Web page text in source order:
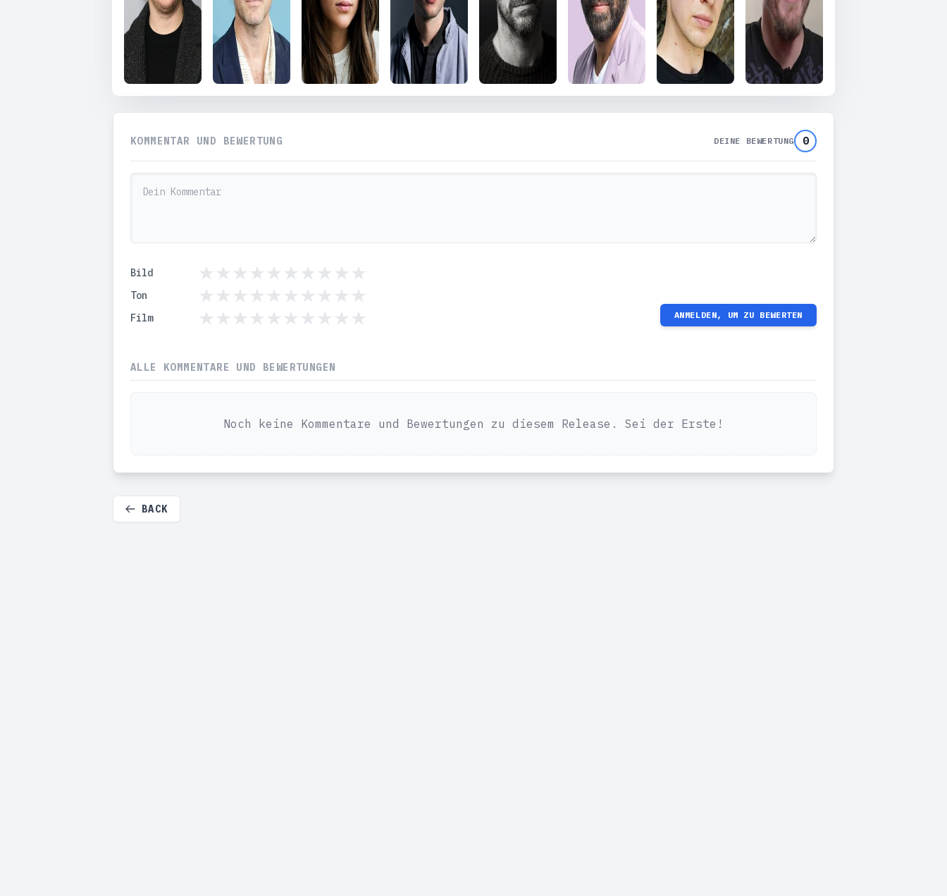
KOMMENTAR UND BEWERTUNG DEINE BEWERTUNG 0
Bild
Ton
Film
ANMELDEN, UM ZU BEWERTEN
ALLE KOMMENTARE UND BEWERTUNGEN
Noch keine Kommentare und Bewertungen zu diesem Release. Sei der Erste!
BACK